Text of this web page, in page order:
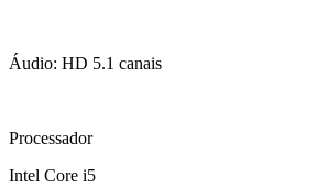
Áudio: HD 5.1 canais
Processador
Intel Core i5